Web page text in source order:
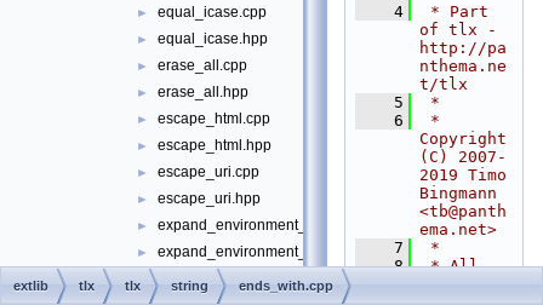
► equal_icase.cpp
► equal_icase.hpp
► erase_all.cpp
► erase_all.hpp
► escape_html.cpp
► escape_html.hpp
► escape_uri.cpp
► escape_uri.hpp
► expand_environment_variables.cpp
► expand_environment_variables.hpp
extract_between.cpp
    4
* Part
of tlx -
http://pa
nthema.ne
t/tlx
    5
*
    6
*
Copyright
(C) 2007-
2019 Timo
Bingmann
<tb@panth
ema.net>
    7
*
    8
* All
extlib tlx tlx string ends_with.cpp